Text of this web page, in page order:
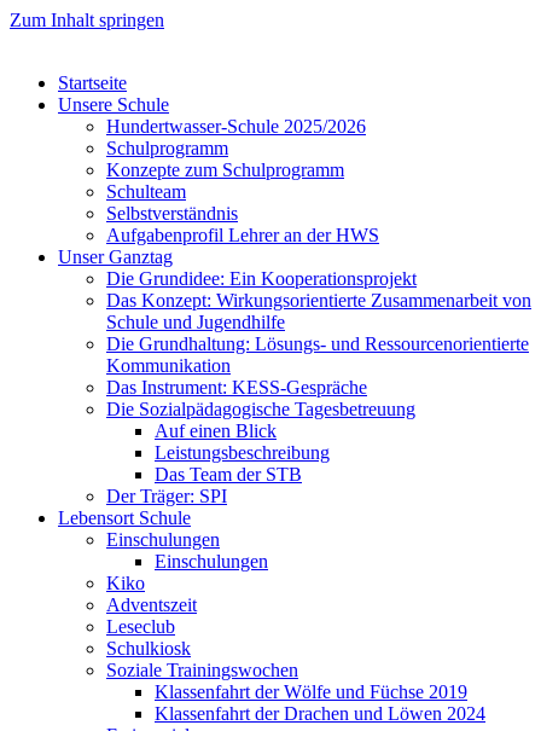
Zum Inhalt springen
Startseite
Unsere Schule
Hundertwasser-Schule 2025/2026
Schulprogramm
Konzepte zum Schulprogramm
Schulteam
Selbst­ver­ständ­nis
Aufgabenprofil Lehrer an der HWS
Unser Ganztag
Die Grundidee: Ein Kooperationsprojekt
Das Konzept: Wirkungsorientierte Zusammenarbeit von
Schule und Jugendhilfe
Die Grundhaltung: Lösungs- und Ressourcenorientierte
Kommunikation
Das Instrument: KESS-Gespräche
Die Sozialpädagogische Tagesbetreuung
Auf einen Blick
Leistungsbeschreibung
Das Team der STB
Der Träger: SPI
Lebensort Schule
Einschulungen
Einschulungen
Kiko
Adventszeit
Leseclub
Schulkiosk
Soziale Trainingswochen
Klassenfahrt der Wölfe und Füchse 2019
Klassenfahrt der Drachen und Löwen 2024